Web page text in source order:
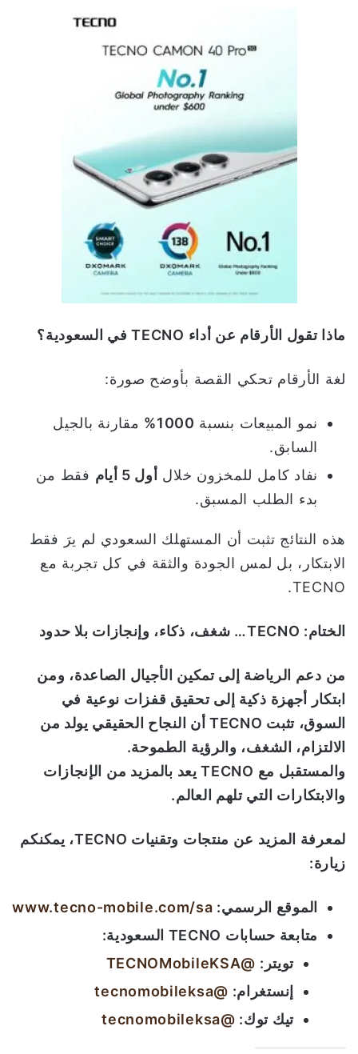
ماذا تقول الأرقام عن أداء في السعودية؟
لغة الأرقام تحكي القصة بأوضح صورة:
نمو المبيعات بنسبة 1000%
مقارنة بالجيل
السابق.
نفاد كامل للمخزون خلال أول 5 أيام
فقط من
بدء الطلب المسبق.
هذه النتائج تثبت أن المستهلك السعودي لم يرَ فقط
الابتكار، بل لمس الجودة والثقة في كل تجربة مع
TECNO.
الختام: TECNO… شغف، ذكاء، وإنجازات بلا حدود
من دعم الرياضة إلى تمكين الأجيال الصاعدة، ومن
ابتكار أجهزة ذكية إلى تحقيق قفزات نوعية في
السوق، تثبت
أن النجاح الحقيقي يولد من
الالتزام، الشغف، والرؤية الطموحة.
والمستقبل مع
يعد بالمزيد من الإنجازات
والابتكارات التي تلهم العالم.
لمعرفة المزيد عن منتجات وتقنيات
، يمكنكم
زيارة:
الموقع الرسمي:
www.tecno-mobile.com/sa
متابعة حسابات
السعودية:
تويتر :
@TECNOMobileKSA
إنستغرام:
@tecnomobileksa
تيك توك:
@tecnomobileksa